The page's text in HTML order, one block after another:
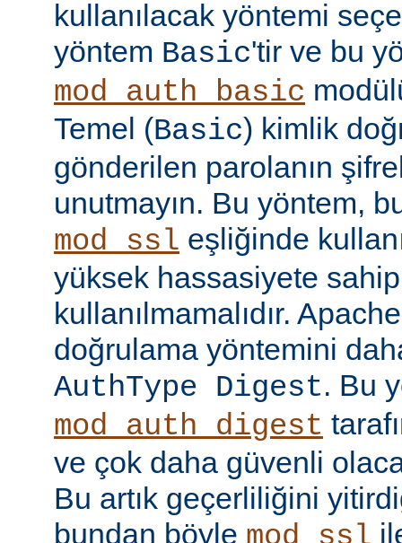
kullanılacak yöntemi
yöntem Basic'tir ve bu
mod_auth_basic
Temel (Basic) kimlik
gönderilen parolanın
unutmayın. Bu yöntem,
mod_ssl eşliğinde
yüksek hassasiyete
kullanılmamalıdır.
doğrulama yöntemini
AuthType Digest. Bu
mod_auth_digest
ve çok daha güvenli
Bu artık geçerliliğini
bundan böyle